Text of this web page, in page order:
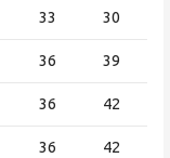
33 30
36 39
36 42
36 42